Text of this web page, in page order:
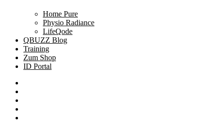
Home Pure
Physio Radiance
LifeQode
QBUZZ Blog
Training
Zum Shop
ID Portal